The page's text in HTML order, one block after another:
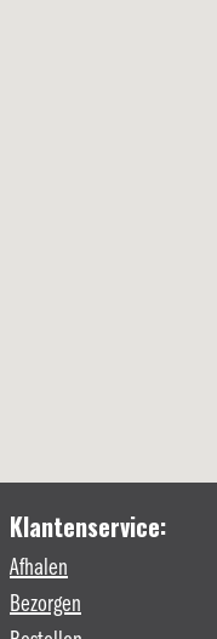
Klantenservice:
Afhalen
Bezorgen